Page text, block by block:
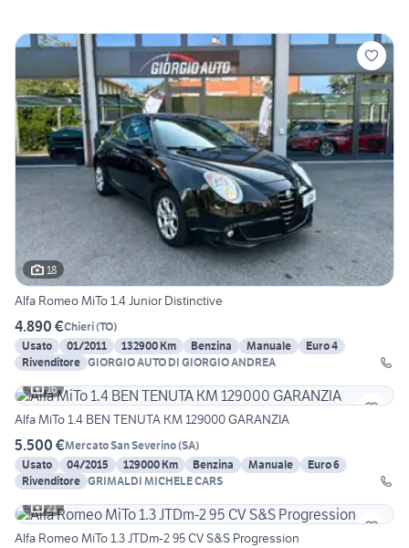
18
Alfa Romeo MiTo 1.4 Junior Distinctive
4.890 €Chieri(TO)
Usato
01/2011 132900 Km Benzina Manuale
Euro 4
Rivenditore GIORGIO AUTO DI GIORGIO ANDREA
16
Alfa MiTo 1.4 BEN TENUTA KM 129000 GARANZIA
5.500 €Mercato San Severino(SA)
Usato
04/2015 129000 Km Benzina Manuale
Euro 6
Rivenditore GRIMALDI MICHELE CARS
21
Alfa Romeo MiTo 1.3 JTDm-2 95 CV S&S Progression